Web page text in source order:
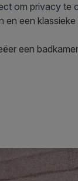
om privacy te
en een
een